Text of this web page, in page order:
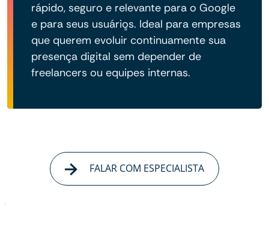
rápido, seguro e relevante para o Google
e para seus usuários. Ideal para empresas
que querem evoluir continuamente sua
presença digital sem depender de
freelancers ou equipes internas.
FALAR COM ESPECIALISTA